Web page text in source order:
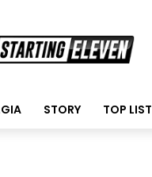
STORY TOP LIST